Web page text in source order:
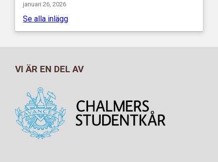
januari 26, 2026
Se alla inlägg
VI ÄR EN DEL AV